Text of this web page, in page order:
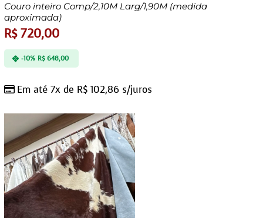
Couro inteiro Comp/2,10M Larg/1,90M (medida
aproximada)
R$720,00
Em até 7x de R$ 102,86 s/juros
-10% R$648,00